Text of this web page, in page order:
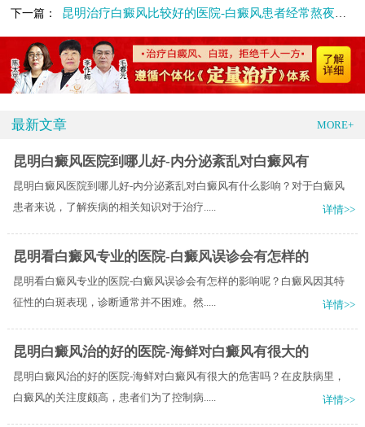
下一篇： 昆明治疗白癜风比较好的医院-白癜风患者经常熬夜会有什么影响
最新文章 MORE+
昆明白癜风医院到哪儿好-内分泌紊乱对白癜风有
昆明白癜风医院到哪儿好-内分泌紊乱对白癜风有什么影响？对于白癜风
患者来说，了解疾病的相关知识对于治疗.....
详情>>
昆明看白癜风专业的医院-白癜风误诊会有怎样的
昆明看白癜风专业的医院-白癜风误诊会有怎样的影响呢？白癜风因其特
征性的白斑表现，诊断通常并不困难。然.....
详情>>
昆明白癜风治的好的医院-海鲜对白癜风有很大的
昆明白癜风治的好的医院-海鲜对白癜风有很大的危害吗？在皮肤病里，
白癜风的关注度颇高，患者们为了控制病.....
详情>>